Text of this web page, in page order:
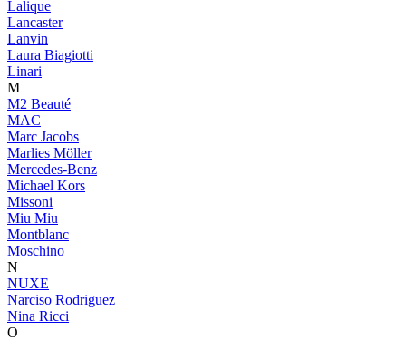
Lalique
Lancaster
Lanvin
Laura Biagiotti
Linari
M
M2 Beauté
MAC
Marc Jacobs
Marlies Möller
Mercedes-Benz
Michael Kors
Missoni
Miu Miu
Montblanc
Moschino
N
NUXE
Narciso Rodriguez
Nina Ricci
O